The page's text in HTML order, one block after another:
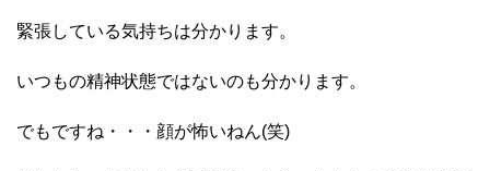
緊張している気持ちは分かります。
いつもの精神状態ではないのも分かります。
でもですね・・・顔が怖いねん(笑)